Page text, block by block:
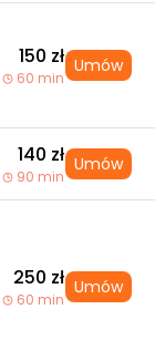
150 zł
60 min
Umów
140 zł
90 min
Umów
250 zł
60 min
Umów